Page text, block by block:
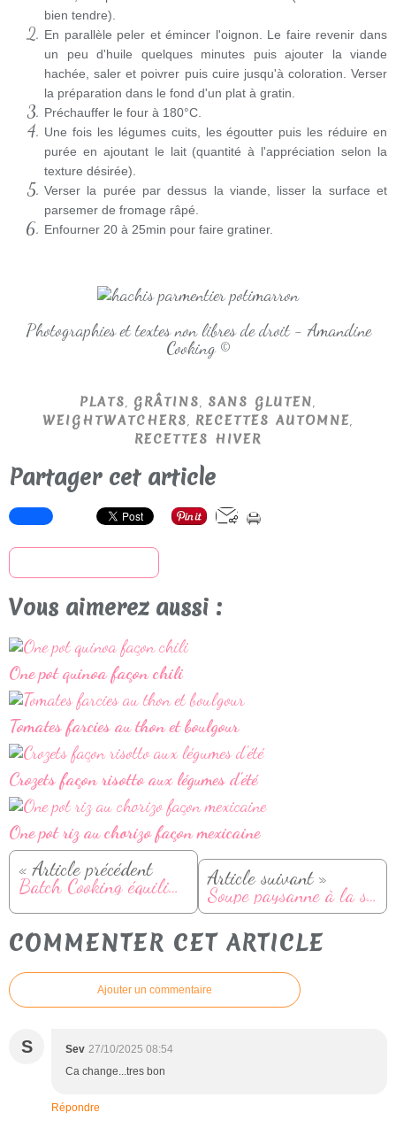
bien tendre).
En parallèle peler et émincer l'oignon. Le faire revenir dans
un peu d'huile quelques minutes puis ajouter la viande
hachée, saler et poivrer puis cuire jusqu'à coloration. Verser
la préparation dans le fond d'un plat à gratin.
Préchauffer le four à 180°C.
Une fois les légumes cuits, les égoutter puis les réduire en
purée en ajoutant le lait (quantité à l'appréciation selon la
texture désirée).
Verser la purée par dessus la viande, lisser la surface et
parsemer de fromage râpé.
Enfourner 20 à 25min pour faire gratiner.
Photographies et textes non libres de droit - Amandine
Cooking ©
PLATS, GRÂTINS, SANS GLUTEN,
WEIGHTWATCHERS, RECETTES AUTOMNE,
RECETTES HIVER
Partager cet article
Vous aimerez aussi :
One pot quinoa façon chili
Tomates farcies au thon et boulgour
Crozets façon risotto aux légumes d'été
One pot riz au chorizo façon mexicaine
« Article précédent
Batch Cooking équilibré (hiver) Article suivant »
Soupe paysanne à la saucisse fumée (avec ou sans cookeo)
COMMENTER CET ARTICLE
Ajouter un commentaire
S Sev 27/10/2025 08:54
Ca change...tres bon
Répondre